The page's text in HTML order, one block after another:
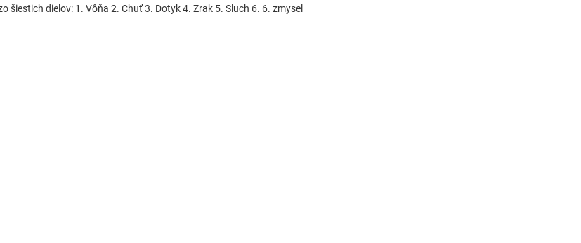
šiestich dielov: 1. Vôňa 2. Chuť 3. Dotyk 4. Zrak 5. Sluch 6. 6. zmysel